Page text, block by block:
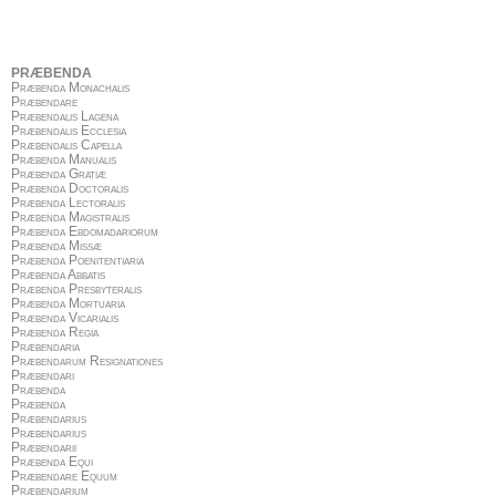
PRÆBENDA
Præbenda Monachalis
Præbendare
Præbendalis Lagena
Præbendalis Ecclesia
Præbendalis Capella
Præbenda Manualis
Præbenda Gratiæ
Præbenda Doctoralis
Præbenda Lectoralis
Præbenda Magistralis
Præbenda Ebdomadariorum
Præbenda Missæ
Præbenda Poenitentiaria
Præbenda Abbatis
Præbenda Presbyteralis
Præbenda Mortuaria
Præbenda Vicarialis
Præbenda Regia
Præbendaria
Præbendarum Resignationes
Præbendari
Præbenda
Præbenda
Præbendarius
Præbendarius
Præbendarii
Præbenda Equi
Præbendare Equum
Præbendarium